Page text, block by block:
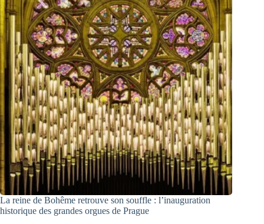
La reine de Bohême retrouve son souffle : l’inauguration
historique des grandes orgues de Prague